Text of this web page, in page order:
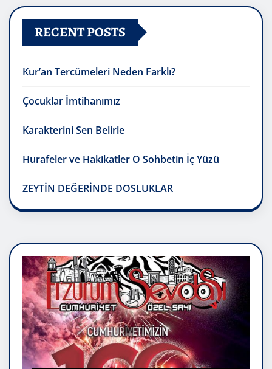
RECENT POSTS
Kur’an Tercümeleri Neden Farklı?
Çocuklar İmtihanımız
Karakterini Sen Belirle
Hurafeler ve Hakikatler O Sohbetin İç Yüzü
ZEYTİN DEĞERİNDE DOSLUKLAR